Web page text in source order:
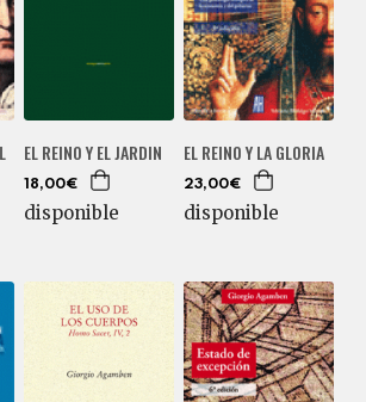
EL REINO Y EL JARDIN
18,00€
disponible
EL REINO Y LA GLORIA
23,00€
disponible